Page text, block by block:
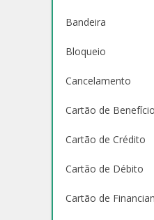
Bandeira
Bloqueio
Cancelamento
Cartão de Benefício
Cartão de Crédito
Cartão de Débito
Cartão de